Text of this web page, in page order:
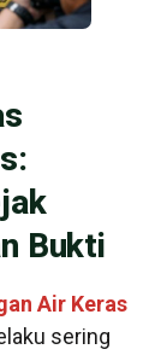
Bukti
Air Keras
sering